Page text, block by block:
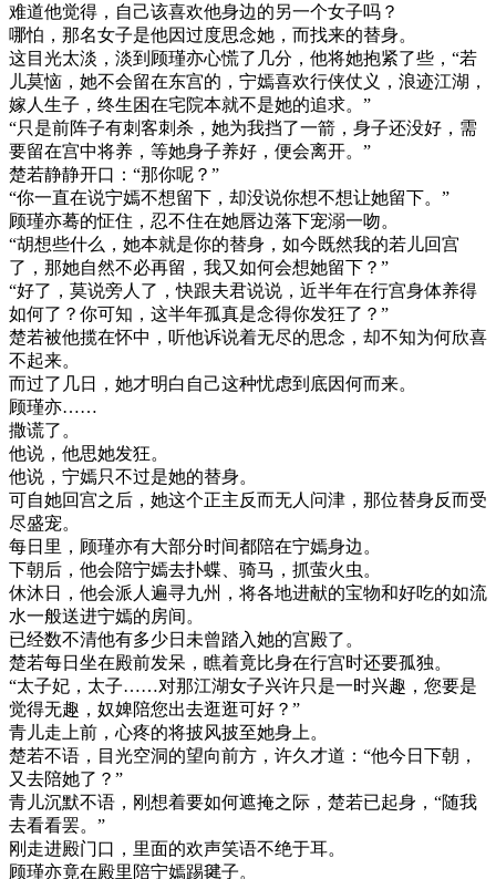
难道他觉得，自己该喜欢他身边的另一个女子吗？
哪怕，那名女子是他因过度思念她，而找来的替身。
这目光太淡，淡到顾瑾亦心慌了几分，他将她抱紧了些，“若
儿莫恼，她不会留在东宫的，宁嫣喜欢行侠仗义，浪迹江湖，
嫁人生子，终生困在宅院本就不是她的追求。”
“只是前阵子有刺客刺杀，她为我挡了一箭，身子还没好，需
要留在宫中将养，等她身子养好，便会离开。”
楚若静静开口：“那你呢？”
“你一直在说宁嫣不想留下，却没说你想不想让她留下。”
顾瑾亦蓦的怔住，忍不住在她唇边落下宠溺一吻。
“胡想些什么，她本就是你的替身，如今既然我的若儿回宫
了，那她自然不必再留，我又如何会想她留下？”
“好了，莫说旁人了，快跟夫君说说，近半年在行宫身体养得
如何了？你可知，这半年孤真是念得你发狂了？”
楚若被他揽在怀中，听他诉说着无尽的思念，却不知为何欣喜
不起来。
而过了几日，她才明白自己这种忧虑到底因何而来。
顾瑾亦……
撒谎了。
他说，他思她发狂。
他说，宁嫣只不过是她的替身。
可自她回宫之后，她这个正主反而无人问津，那位替身反而受
尽盛宠。
每日里，顾瑾亦有大部分时间都陪在宁嫣身边。
下朝后，他会陪宁嫣去扑蝶、骑马，抓萤火虫。
休沐日，他会派人遍寻九州，将各地进献的宝物和好吃的如流
水一般送进宁嫣的房间。
已经数不清他有多少日未曾踏入她的宫殿了。
楚若每日坐在殿前发呆，瞧着竟比身在行宫时还要孤独。
“太子妃，太子……对那江湖女子兴许只是一时兴趣，您要是
觉得无趣，奴婢陪您出去逛逛可好？”
青儿走上前，心疼的将披风披至她身上。
楚若不语，目光空洞的望向前方，许久才道：“他今日下朝，
又去陪她了？”
青儿沉默不语，刚想着要如何遮掩之际，楚若已起身，“随我
去看看罢。”
刚走进殿门口，里面的欢声笑语不绝于耳。
顾瑾亦竟在殿里陪宁嫣踢毽子。